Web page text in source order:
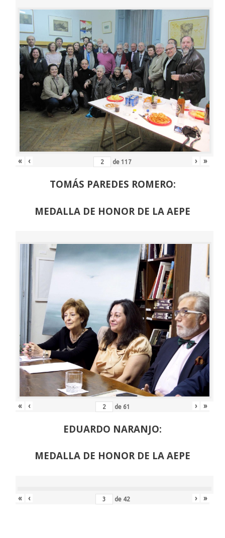
« ‹ de 117 › »
TOMÁS PAREDES ROMERO:
MEDALLA DE HONOR DE LA AEPE
« ‹ de 61 › »
EDUARDO NARANJO:
MEDALLA DE HONOR DE LA AEPE
« ‹ de 42 › »